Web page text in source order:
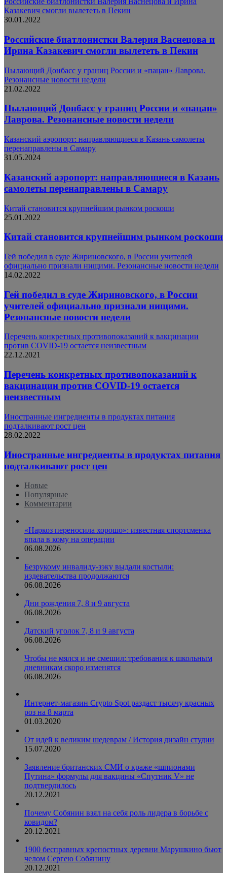
Казакевич смогли вылететь в Пекин
30.01.2022
Российские биатлонистки Валерия Васнецова и
Ирина Казакевич смогли вылететь в Пекин
Пылающий Донбасс у границ России и «пацан» Лаврова.
Резонансные новости недели
21.02.2022
Пылающий Донбасс у границ России и «пацан»
Лаврова. Резонансные новости недели
Казанский аэропорт: направляющиеся в Казань самолеты
перенаправлены в Самару
31.05.2024
Казанский аэропорт: направляющиеся в Казань
самолеты перенаправлены в Самару
Китай становится крупнейшим рынком роскоши
25.01.2022
Китай становится крупнейшим рынком роскоши
Гей победил в суде Жириновского, в России учителей
официально признали нищими. Резонансные новости недели
14.02.2022
Гей победил в суде Жириновского, в России
учителей официально признали нищими.
Резонансные новости недели
Перечень конкретных противопоказаний к вакцинации
против COVID-19 остается неизвестным
22.12.2021
Перечень конкретных противопоказаний к
вакцинации против COVID-19 остается
неизвестным
Иностранные ингредиенты в продуктах питания
подталкивают рост цен
28.02.2022
Иностранные ингредиенты в продуктах питания
подталкивают рост цен
Новые
Популярные
Комментарии
«Наркоз переносила хорошо»: известная спортсменка
впала в кому на операции
06.08.2026
Безрукому инвалиду-зэку выдали костыли:
издевательства продолжаются
06.08.2026
Дни рождения 7, 8 и 9 августа
06.08.2026
Датский уголок 7, 8 и 9 августа
06.08.2026
Чтобы не мялся и не смешил: требования к школьным
дневникам скоро изменятся
06.08.2026
Интернет-магазин Crypto Spot раздаст тысячу красных
роз на 8 марта
01.03.2020
От идей к великим шедеврам / История дизайн студии
15.07.2020
Заявление британских СМИ о краже «шпионами
Путина» формулы для вакцины «Спутник V» не
подтвердилось
20.12.2021
Почему Собянин взял на себя роль лидера в борьбе с
ковидом?
20.12.2021
1900 бесправных крепостных деревни Марушкино бьют
челом Сергею Собянину
20.12.2021